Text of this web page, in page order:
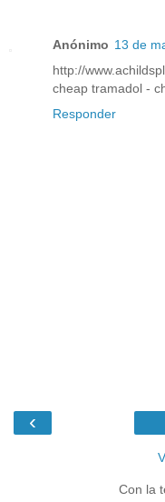
Anónimo 13 de
http://
cheap tramadol -
Responder
‹
Con la